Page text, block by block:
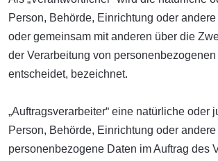
Person, Behörde, Einrichtung oder
oder gemeinsam mit anderen über die
der Verarbeitung von personenbezogenen
entscheidet, bezeichnet.
„Auftragsverarbeiter“ eine natürliche oder
Person, Behörde, Einrichtung oder
personenbezogene Daten im Auftrag des